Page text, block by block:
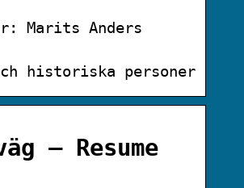
Marits Anders
historiska personer
– Resume